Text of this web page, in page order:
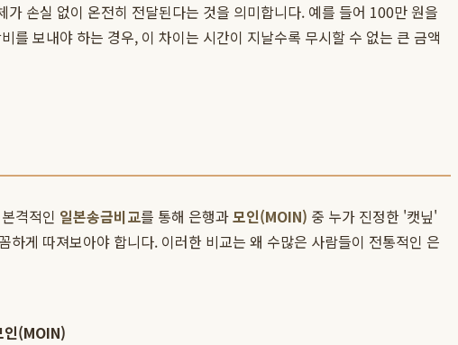
손실 없이 온전히 전달된다는 것을 의미합니다. 예를 들어 100만 원을
를 보내야 하는 경우, 이 차이는 시간이 지날수록 무시할 수 없는 큰 금액
격적인 일본송금비교를 통해 은행과모인(MOIN) 중 누가 진정한 '캣닢'
게 따져보아야 합니다. 이러한 비교는 왜 수많은 사람들이 전통적인 은
인(MOIN)